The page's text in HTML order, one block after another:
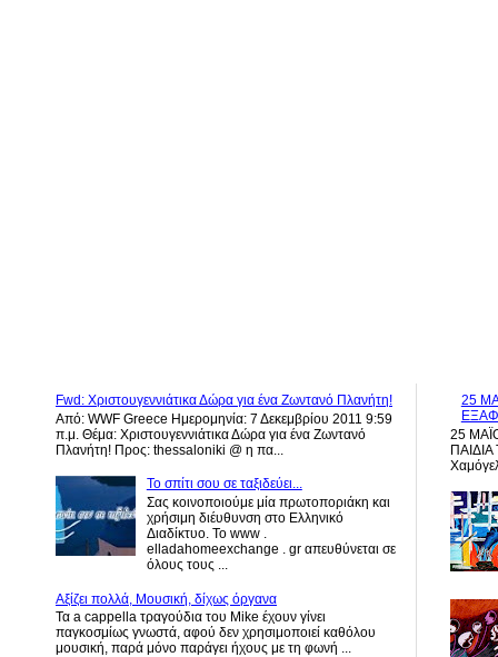
Fwd: Χριστουγεννιάτικα Δώρα για ένα Ζωντανό Πλανήτη!
Από: WWF Greece Ημερομηνία: 7 Δεκεμβρίου 2011 9:59
π.μ. Θέμα: Χριστουγεννιάτικα Δώρα για ένα Ζωντανό
Πλανήτη! Προς: thessaloniki @ η πα...
Το σπίτι σου σε ταξιδεύει...
Σας κοινοποιούμε μία πρωτοποριάκη και
χρήσιμη διέυθυνση στο Ελληνικό
Διαδίκτυο. Το www .
elladahomeexchange . gr απευθύνεται σε
όλους τους ...
Αξίζει πολλά, Μουσική, δίχως όργανα
Τα a cappella τραγούδια του Mike έχουν γίνει
παγκοσμίως γνωστά, αφού δεν χρησιμοποιεί καθόλου
μουσική, παρά μόνο παράγει ήχους με τη φωνή ...
25
25
ΠΑΙΔΙΑ